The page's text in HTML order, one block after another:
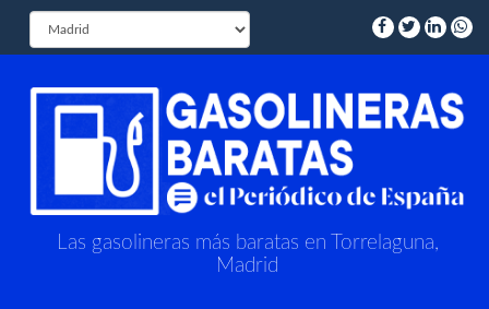
Las gasolineras más baratas en Torrelaguna,
Madrid